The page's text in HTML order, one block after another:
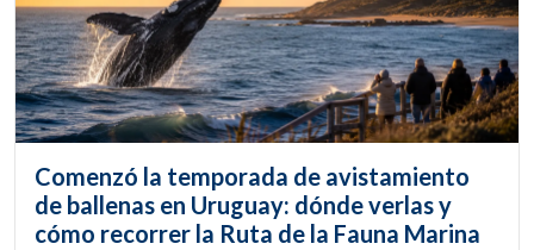
Comenzó la temporada de avistamiento
de ballenas en Uruguay: dónde verlas y
cómo recorrer la Ruta de la Fauna Marina